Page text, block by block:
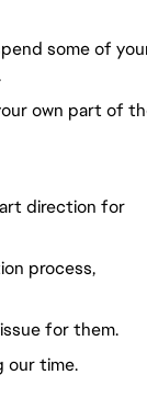
some of
own part of
direction for
process,
for them.
our time.